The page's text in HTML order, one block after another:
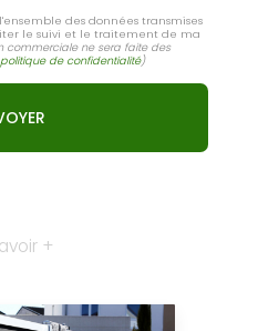
des données transmises
le suivi et le traitement de ma
commerciale ne sera faite des
politique de confidentialité)
+